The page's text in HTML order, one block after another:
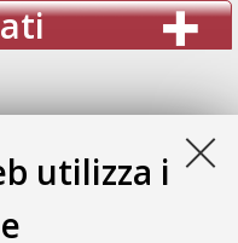
utilizza i